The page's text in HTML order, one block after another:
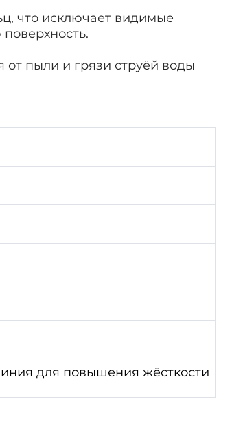
что исключает видимые
от пыли и грязи струёй воды
для повышения жёсткости